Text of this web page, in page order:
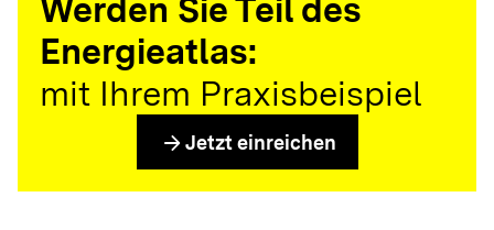
Werden Sie Teil des
Energieatlas:
mit Ihrem Praxisbeispiel
arrow_forward Jetzt einreichen